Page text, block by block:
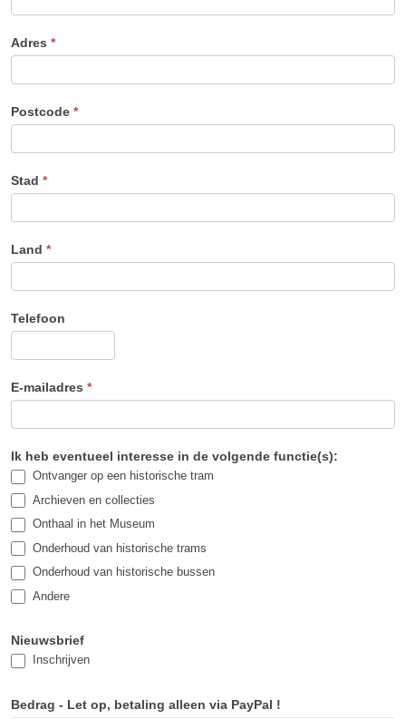
Adres *
Postcode *
Stad *
Land *
Telefoon
E-mailadres *
Ik heb eventueel interesse in de volgende functie(s):
Ontvanger op een historische tram
Archieven en collecties
Onthaal in het Museum
Onderhoud van historische trams
Onderhoud van historische bussen
Andere
Nieuwsbrief
Inschrijven
Bedrag - Let op, betaling alleen via PayPal !